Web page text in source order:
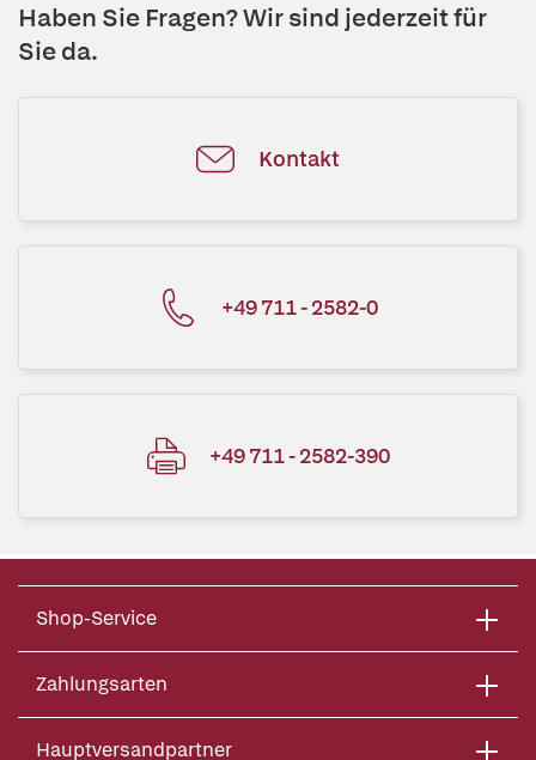
Haben Sie Fragen? Wir sind jederzeit für
Sie da.
Kontakt
+49 711 - 2582-0
+49 711 - 2582-390
Shop-Service
Zahlungsarten
Hauptversandpartner